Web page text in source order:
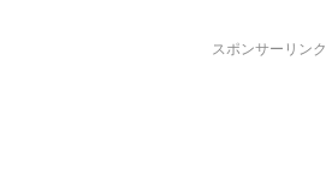
スポンサーリンク